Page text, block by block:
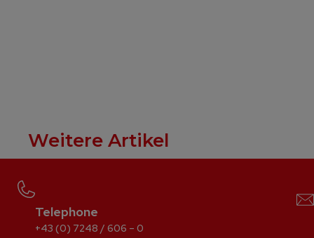
Weitere Artikel
Telephone
+43 (0) 7248 / 606 – 0